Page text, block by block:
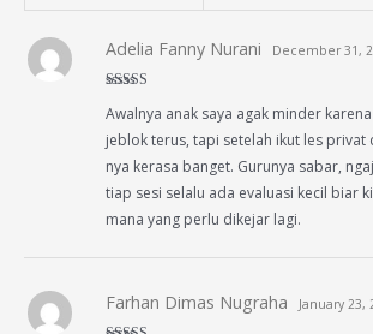
out of 5
Adelia Fanny Nurani December 31,
Awalnya anak saya agak minder karena
jeblok terus, tapi setelah ikut les privat
nya kerasa banget. Gurunya sabar,
tiap sesi selalu ada evaluasi kecil biar
mana yang perlu dikejar lagi.
Farhan Dimas Nugraha January 23,